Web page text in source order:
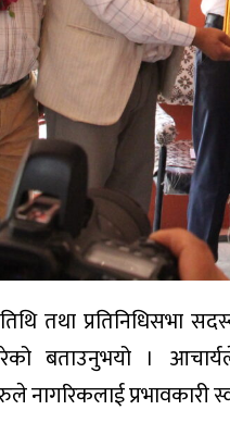
तथा प्रतिनिधिसभा
बताउनुभयो ।
नागरिकलाई प्रभावकारी